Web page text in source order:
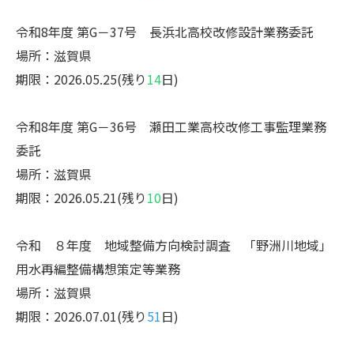
令和8年度 第G－37号 長浜北高校改修設計業務委託
場所：滋賀県
期限：2026.05.25(残り14日)
令和8年度 第G－36号 瀬田工業高校改修工事監理業務
委託
場所：滋賀県
期限：2026.05.21(残り10日)
令和 ８年度 地域整備方向検討調査 「野洲川地域」
用水再編整備構想策定等業務
場所：滋賀県
期限：2026.07.01(残り51日)